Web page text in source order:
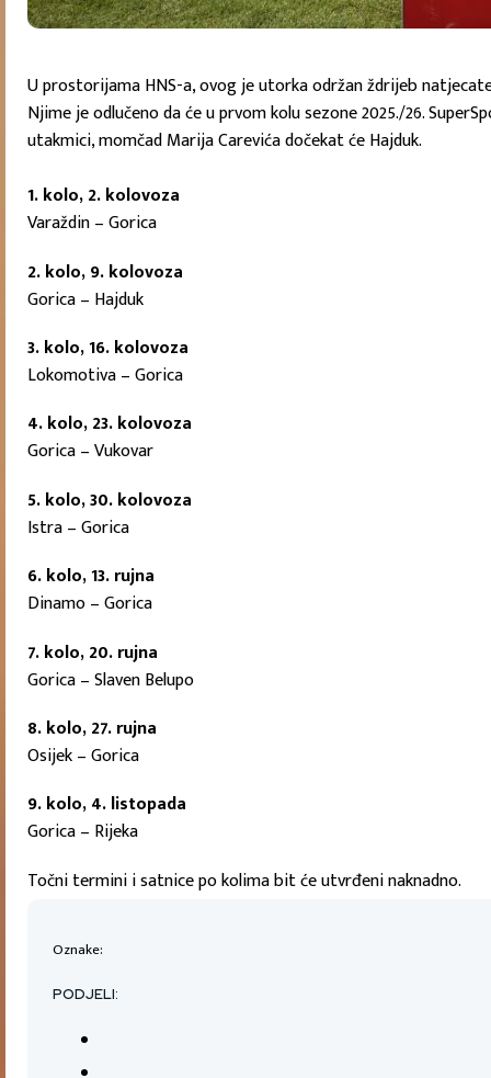
U prostorijama HNS-a, ovog je utorka održan ždrijeb
Njime je odlučeno da će u prvom kolu sezone 2025./26.
utakmici, momčad Marija Carevića dočekat će Hajduk.
1. kolo, 2. kolovoza
Varaždin – Gorica
2. kolo, 9. kolovoza
Gorica – Hajduk
3. kolo, 16. kolovoza
Lokomotiva – Gorica
4. kolo, 23. kolovoza
Gorica – Vukovar
5. kolo, 30. kolovoza
Istra – Gorica
6. kolo, 13. rujna
Dinamo – Gorica
7. kolo, 20. rujna
Gorica – Slaven Belupo
8. kolo, 27. rujna
Osijek – Gorica
9. kolo, 4. listopada
Gorica – Rijeka
Točni termini i satnice po kolima bit će utvrđeni naknadno.
Oznake:
PODJELI: